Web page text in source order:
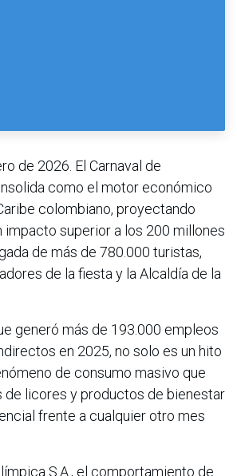
de 2026. El Carnaval de
como el motor económico
colombiano, proyectando
impacto superior a los 200 millones
de más de 780.000 turistas,
de la fiesta y la Alcaldía de la
generó más de 193.000 empleos
en 2025, no solo es un hito
de consumo masivo que
de licores y productos de bienestar
frente a cualquier otro mes
S.A., el comportamiento de